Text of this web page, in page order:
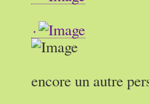
encore un autre